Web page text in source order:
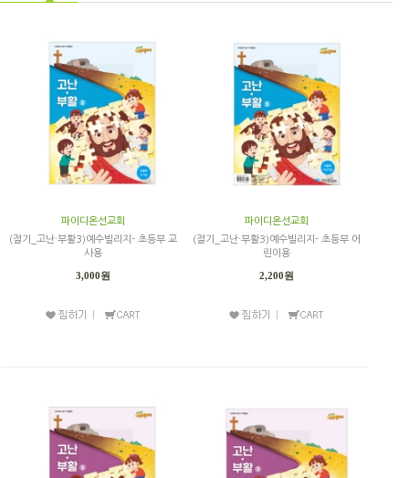
파이디온선교회
(절기_고난·부활3)예수빌리지- 초등부 교
사용
3,000원
파이디온선교회
(절기_고난·부활3)예수빌리지- 초등부 어
린이용
2,200원